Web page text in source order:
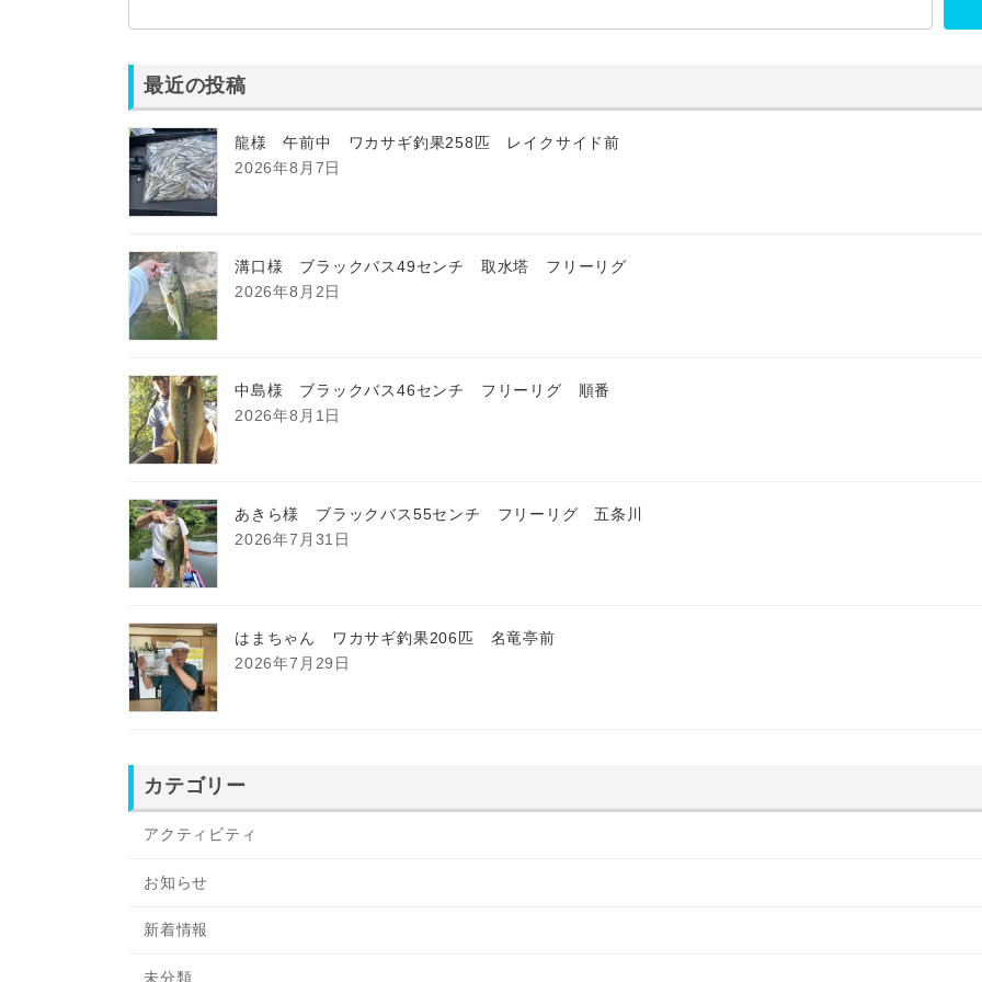
最近の投稿
龍様 午前中 ワカサギ釣果258匹 レイクサイド前
2026年8月7日
溝口様 ブラックバス49センチ 取水塔 フリーリグ
2026年8月2日
中島様 ブラックバス46センチ フリーリグ 順番
2026年8月1日
あきら様 ブラックバス55センチ フリーリグ 五条川
2026年7月31日
はまちゃん ワカサギ釣果206匹 名竜亭前
2026年7月29日
カテゴリー
アクティビティ
お知らせ
新着情報
未分類